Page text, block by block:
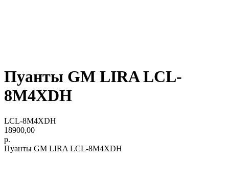
Пуанты GM LIRA LCL-
8M4XDH
LCL-8M4XDH
18900,00
р.
Пуанты GM LIRA LCL-8M4XDH